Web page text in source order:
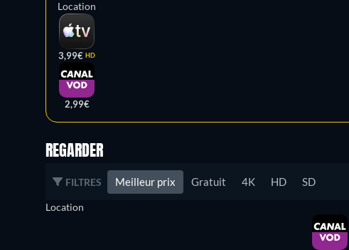
Location
3,99€ HD
2,99€
REGARDER
FILTRES Meilleur prix Gratuit 4K HD SD
Location